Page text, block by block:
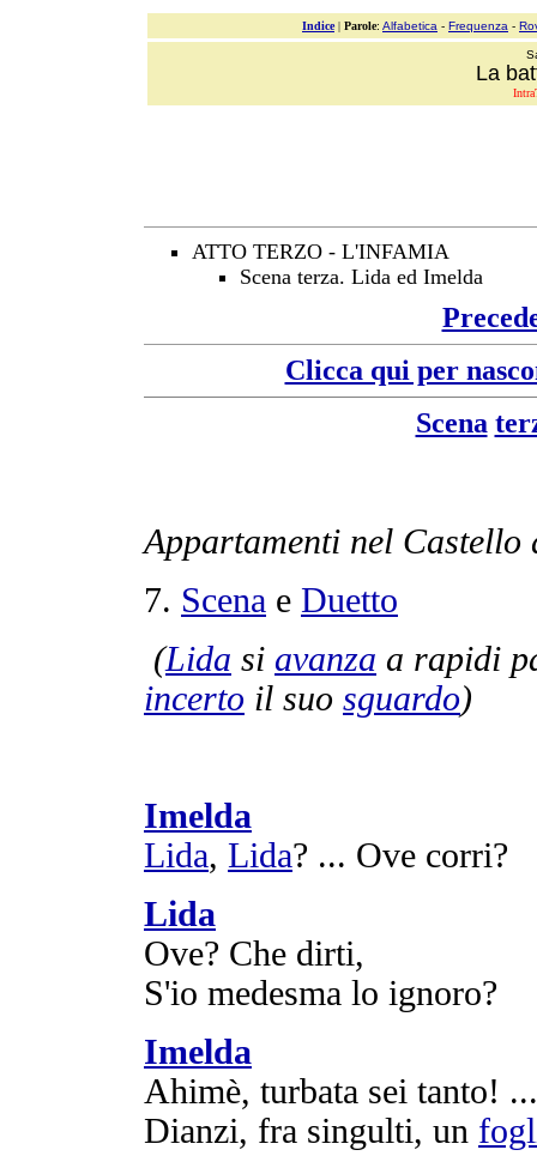
Indice| Parole: Alfabetica - Frequenza -
La
ATTO TERZO - L'INFAMIA
Scena terza. Lida ed Imelda
Clicca qui per
Scena
Appartamenti nel Castello
7. Scena e Duetto
(Lida si avanza a rapidi
incerto il suo sguardo)
Imelda
Lida, Lida? ... Ove corri?
Lida
Ove? Che dirti,
S'io medesma lo ignoro?
Imelda
Ahimè, turbata sei tanto! ...
Dianzi, fra singulti, un